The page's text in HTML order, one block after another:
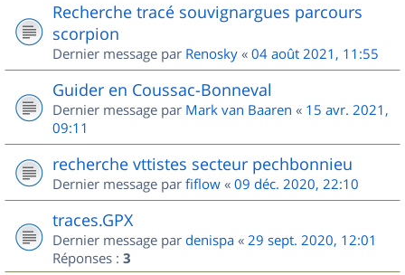
Recherche tracé souvignargues parcours
scorpion
Dernier message par Renosky « 04 août 2021, 11:55
Guider en Coussac-Bonneval
Dernier message par Mark van Baaren « 15 avr. 2021,
09:11
recherche vttistes secteur pechbonnieu
Dernier message par fiflow « 09 déc. 2020, 22:10
traces.GPX
Dernier message par denispa « 29 sept. 2020, 12:01
Réponses : 3